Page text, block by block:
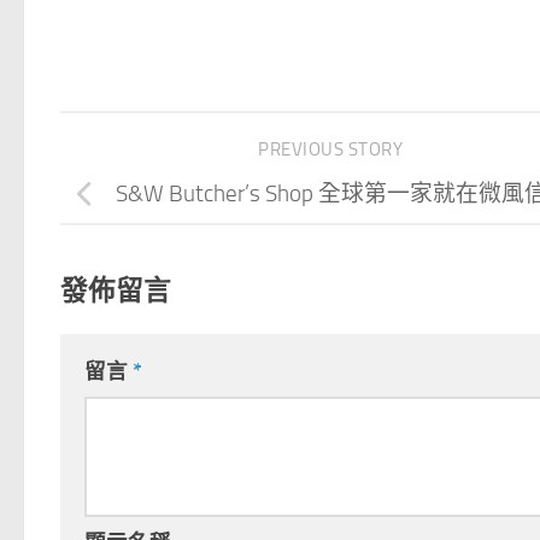
PREVIOUS STORY
S&W Butcher’s Shop 全球第一家就在微風
發佈留言
留言 *